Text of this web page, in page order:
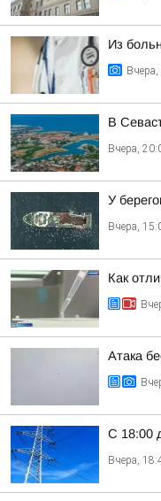
Из
В
Вчера,
У
Вчера,
Как
Атака
С 18:00
Вчера,